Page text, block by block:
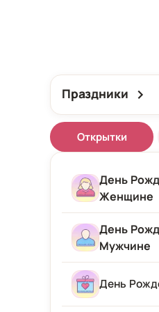
Праздники
Открытки
День
Женщине
Женщине
Подруге
Девушке
День
Мужчине
Мужчине
День